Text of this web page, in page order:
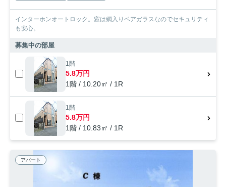
インターホンオートロック。窓は網入りベアガラスなのでセキュリティ
も安心。
募集中の部屋
1階
5.8万円
1階 / 10.20㎡ / 1R
1階
5.8万円
1階 / 10.83㎡ / 1R
アパート